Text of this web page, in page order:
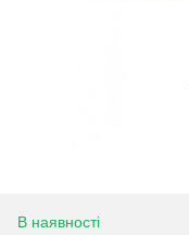
В наявності